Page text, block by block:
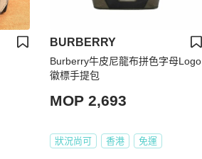
BURBERRY
Burberry牛皮尼龍布拼色字母Logo
徽標手提包
MOP 2,693
狀況尚可 香港 免運